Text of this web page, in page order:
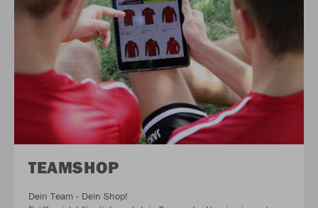
TEAMSHOP
Dein Team - Dein Shop!